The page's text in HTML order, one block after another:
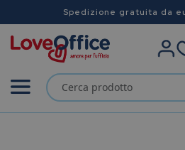
Spedizione gratuita da